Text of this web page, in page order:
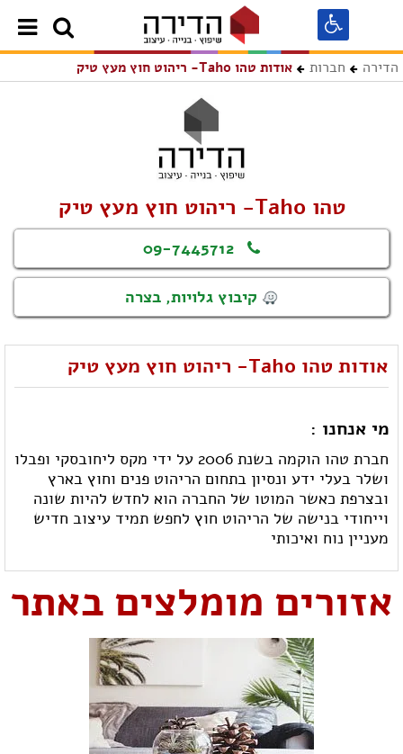
הדירה חברות אודות טהו Taho- ריהוט חוץ מעץ טיק
טהו Taho- ריהוט חוץ מעץ טיק
09-7445712
קיבוץ גלויות, בצרה
אודות טהו Taho- ריהוט חוץ מעץ טיק
מי אנחנו :
חברת טהו הוקמה בשנת 2006 על ידי מקס ליחובסקי ופבלו
ושלר בעלי ידע ונסיון בתחום הריהוט פנים וחוץ בארץ
ובצרפת כאשר המוטו של החברה הוא לחדש להיות שונה
וייחודי בנישה של הריהוט חוץ לחפש תמיד עיצוב חדיש
מעניין נוח ואיכותי
אזורים מומלצים באתר